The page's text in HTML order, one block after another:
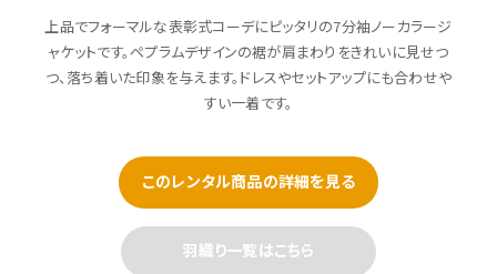
上品でフォーマルな表彰式コーデにピッタリの7分袖ノーカラージ
ャケットです。ペプラムデザインの裾が肩まわりをきれいに見せつ
つ、落ち着いた印象を与えます。ドレスやセットアップにも合わせや
すい一着です。
このレンタル商品の詳細を見る
羽織り一覧はこちら